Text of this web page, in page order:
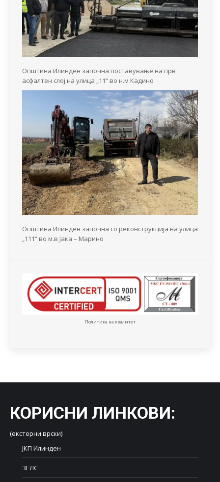
Општина Илинден започна поставување на прв
асфалтен слој на улица „11“ во н.м Кадино
Општина Илинден започна со реконструкција на улица
„111“ во м.в Јака – Марино
Политика на квалитет
КОРИСНИ ЛИНКОВИ:
(екстерни врски)
ЈКП Илинден
ЗЕЛС